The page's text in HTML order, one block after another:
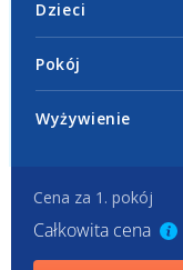
Dzieci
Pokój
Wyżywienie
Cena za 1. pokój
Całkowita cena